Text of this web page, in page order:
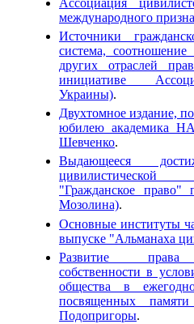
международного
Источники
система,
других отраслей
инициативе
Украины).
Двухтомное издание,
юбилею академика
Шевченко.
Выдающееся
"Гражданское
Мозолина).
Основные институты
выпуске "Альманаха
Развитие права
собственности в
общества в
посвященных
Подопригоры.